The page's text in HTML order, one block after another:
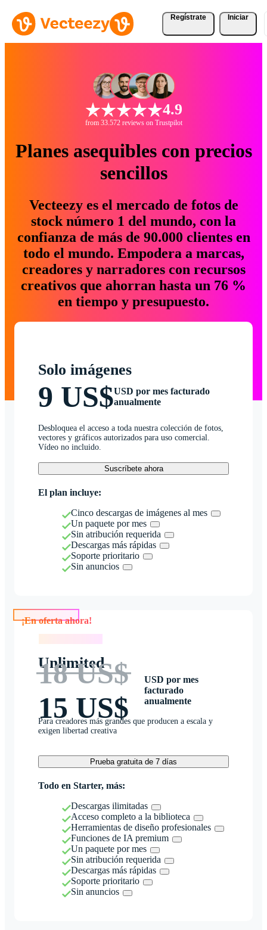
Regístrate Iniciar
4.9
from 33.572 reviews on Trustpilot
Planes asequibles con precios
sencillos
Vecteezy es el mercado de fotos de
stock número 1 del mundo, con la
confianza de más de 90.000 clientes en
todo el mundo. Empodera a marcas,
creadores y narradores con recursos
creativos que ahorran hasta un 76 %
en tiempo y presupuesto.
Solo imágenes
9 US$USD por mes facturado
anualmente
Desbloquea el acceso a toda nuestra colección de fotos,
vectores y gráficos autorizados para uso comercial.
Vídeo no incluido.
Suscríbete ahora
El plan incluye:
Cinco descargas de imágenes al mes
Un paquete por mes
Sin atribución requerida
Descargas más rápidas
Soporte prioritario
Sin anuncios
Unlimited
18 US$
15 US$
USD por mes
facturado
anualmente
Para creadores más grandes que producen a escala y
exigen libertad creativa
Prueba gratuita de 7 días
Todo en Starter, más:
Descargas ilimitadas
Acceso completo a la biblioteca
Herramientas de diseño profesionales
Funciones de IA premium
Un paquete por mes
Sin atribución requerida
Descargas más rápidas
Soporte prioritario
Sin anuncios